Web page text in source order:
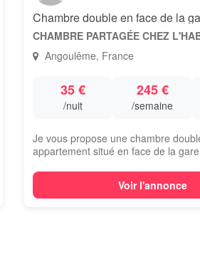
Chambre double en face de la
CHAMBRE PARTAGÉE CHEZ
Angoulême, France
35 €
/nuit
245 €
/semaine
Je vous propose une chambre
appartement situé en face de la
Voir l'annonce